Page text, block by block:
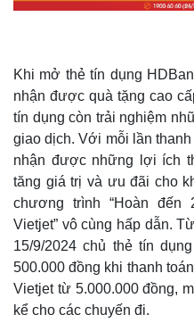
Thế giới
Quan sát
Cuộc sống đó đây
Hồ sơ
Khi mở thẻ tín dụng
nhận được quà tặng cao
tín dụng còn trải nghiệm
giao dịch. Với mỗi lần
nhận được những lợi ích
tăng giá trị và ưu đãi cho
chương trình “Hoàn đến
Vietjet” vô cùng hấp dẫn.
15/9/2024 chủ thẻ tín
500.000 đồng khi thanh
Vietjet từ 5.000.000 đồng,
kể cho các chuyến đi.